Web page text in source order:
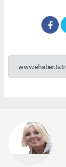
www.ehaber.tv.tr